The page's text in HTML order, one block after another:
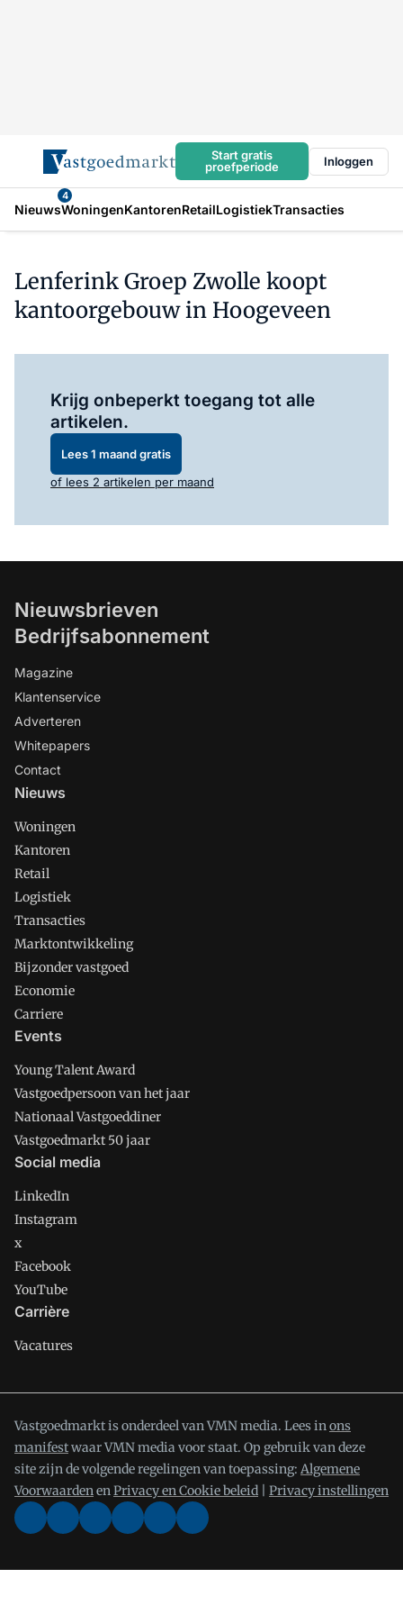
Start gratis
proefperiode
Inloggen
Nieuws
4
WoningenKantorenRetailLogistiekTransacties
Lenferink Groep Zwolle koopt
kantoorgebouw in Hoogeveen
Krijg onbeperkt toegang tot alle
artikelen.
Lees 1 maand gratis
of lees 2 artikelen per maand
Nieuwsbrieven
Bedrijfsabonnement
Magazine
Klantenservice
Adverteren
Whitepapers
Contact
Nieuws
Woningen
Kantoren
Retail
Logistiek
Transacties
Marktontwikkeling
Bijzonder vastgoed
Economie
Carriere
Events
Young Talent Award
Vastgoedpersoon van het jaar
Nationaal Vastgoeddiner
Vastgoedmarkt 50 jaar
Social media
LinkedIn
Instagram
x
Facebook
YouTube
Carrière
Vacatures
Vastgoedmarkt is onderdeel van VMN media. Lees inons
manifestwaar VMN media voor staat. Op gebruik van deze
site zijn de volgende regelingen van toepassing: Algemene
VoorwaardenenPrivacy en Cookie beleid Privacy instellingen